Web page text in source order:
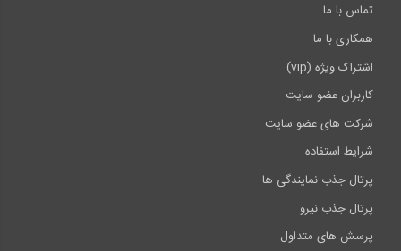
تماس با ما
همکاری با ما
اشتراک ویژه (vip)
کاربران عضو سایت
شرکت های عضو سایت
شرایط استفاده
پرتال جذب نمایندگی ها
پرتال جذب نیرو
پرسش های متداول